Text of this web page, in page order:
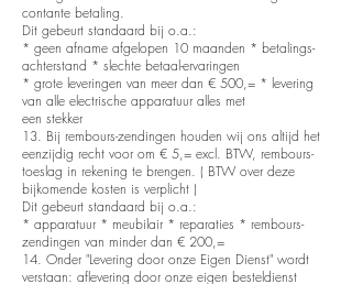
contante betaling.
Dit gebeurt standaard bij o.a.:
* geen afname afgelopen 10 maanden * betalings-
achterstand * slechte betaal-ervaringen
* grote leveringen van meer dan € 500,= * levering
van alle electrische apparatuur alles met
een stekker
13. Bij rembours-zendingen houden wij ons altijd het
eenzijdig recht voor om € 5,= excl. BTW, rembours-
toeslag in rekening te brengen. ( BTW over deze
bijkomende kosten is verplicht )
Dit gebeurt standaard bij o.a.:
* apparatuur * meubilair * reparaties * rembours-
zendingen van minder dan € 200,=
14. Onder "Levering door onze Eigen Dienst" wordt
verstaan: aflevering door onze eigen besteldienst